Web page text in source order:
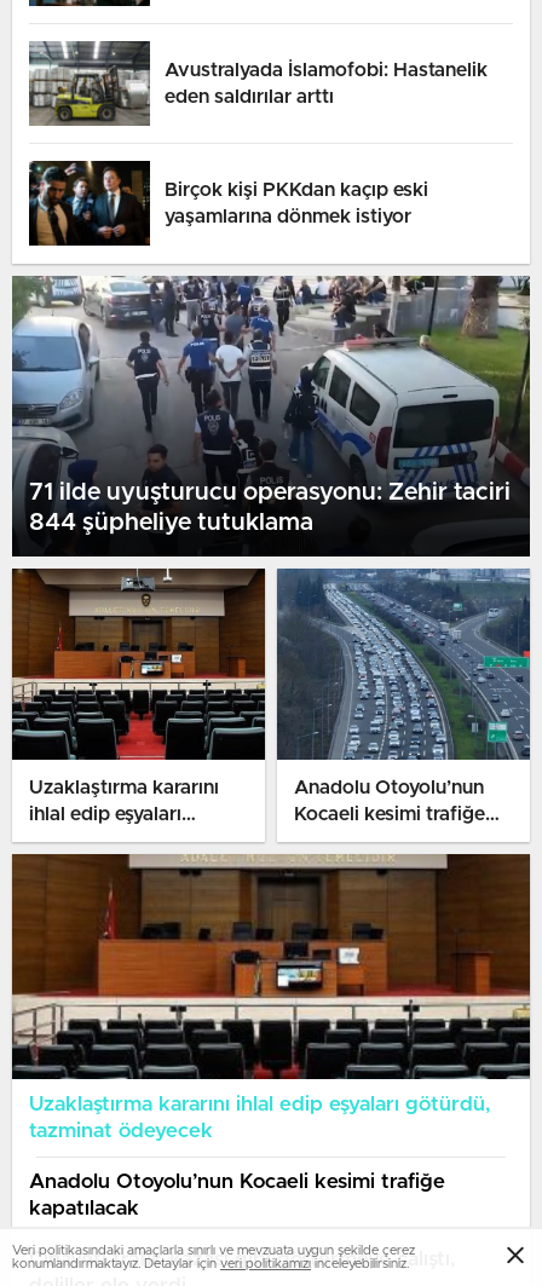
Avustralyada İslamofobi: Hastanelik
eden saldırılar arttı
Birçok kişi PKKdan kaçıp eski
yaşamlarına dönmek istiyor
71 ilde uyuşturucu operasyonu: Zehir taciri
844 şüpheliye tutuklama
Uzaklaştırma kararını
ihlal edip eşyaları
götürdü, tazminat
Anadolu Otoyolu’nun
Kocaeli kesimi trafiğe
kapatılacak
Uzaklaştırma kararını ihlal edip eşyaları götürdü,
tazminat ödeyecek
Anadolu Otoyolu’nun Kocaeli kesimi trafiğe
kapatılacak
Cinayeti trafik kazası gibi göstermeye çalıştı,
Veri politikasındaki amaçlarla sınırlı ve mevzuata uygun şekilde çerez
konumlandırmaktayız. Detaylar için veri politikamızı inceleyebilirsiniz.